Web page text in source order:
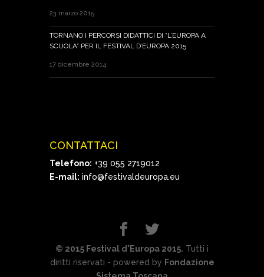
23 marzo 2015
TORNANO I PERCORSI DIDATTICI DI “L’EUROPA A
SCUOLA” PER IL FESTIVAL D’EUROPA 2015
17 dicembre 2014
CONTATTACI
Telefono: +39 055 2719012
E-mail: info@festivaldeuropa.eu
© 2015 Festival d'Europa 2015. Tutti i
diritti riservati - powered by Fondazione